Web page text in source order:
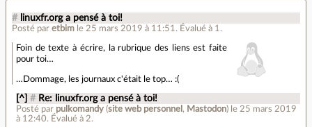
# linuxfr.org a pensé à toi!
Posté par etbim le 25 mars 2019 à 11:51 . Évalué à 1 .
Foin de texte à écrire, la rubrique des liens est faite
pour toi…
…Dommage, les journaux c'était le top… :(
[^] # Re: linuxfr.org a pensé à toi!
Posté par pulkomandy (site web personnel , Mastodon) le 25 mars 2019
à 12:40. Évalué à 2.